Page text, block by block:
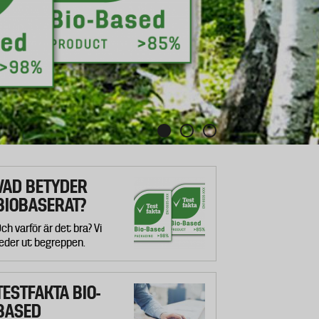
BETYDER
varför är det bra? Vi
ut begreppen.
BIO-